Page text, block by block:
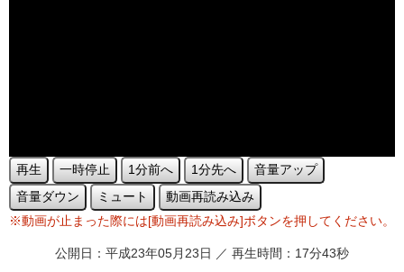
再生 一時停止 1分前へ 1分先へ
音量アップ
音量ダウン
ミュート
動画再読み込み
※動画が止まった際には[動画再読み込み]ボタンを押してください。
公開日：平成23年05月23日 ／ 再生時間：17分43秒